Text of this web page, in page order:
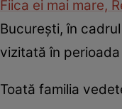
Fiica ei mai mare,
București, în
vizitată în
Toată familia